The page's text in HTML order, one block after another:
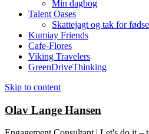
Min dagbog
Talent Oases
Skattejagt og tak for
Kumiay Friends
Cafe-Flores
Viking Travelers
GreenDriveThinking
Skip to content
Olav Lange Hansen